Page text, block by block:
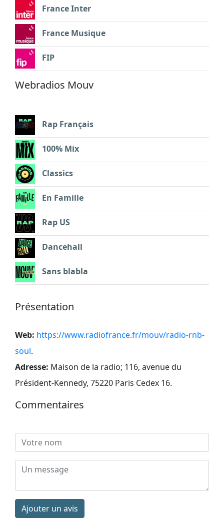
France Inter
France Musique
FIP
Webradios Mouv
Rap Français
100% Mix
Classics
En Famille
Rap US
Dancehall
Sans blabla
Présentation
Web: https://www.radiofrance.fr/mouv/radio-rnb-
soul.
Adresse: Maison de la radio; 116, avenue du
Président-Kennedy, 75220 Paris Cedex 16.
Commentaires
Ajouter un avis